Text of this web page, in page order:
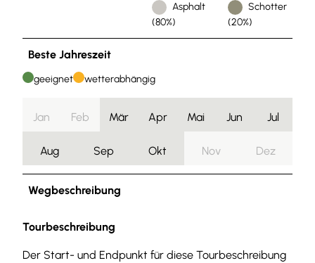
Asphalt
(80%)
Schotter
(20%)
Beste Jahreszeit
geeignet wetterabhängig
Jan Feb Mär Apr Mai Jun Jul
Aug Sep Okt Nov Dez
Wegbeschreibung
Tourbeschreibung
Der Start- und Endpunkt für diese Tourbeschreibung